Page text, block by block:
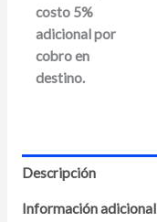
costo 5%
adicional por
cobro en
destino.
Descripción
Información adicional